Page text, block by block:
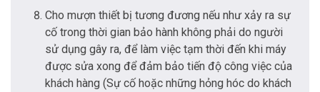
Cho mượn thiết bị tương đương nếu như xảy ra sự
cố trong thời gian bảo hành không phải do người
sử dụng gây ra, để làm việc tạm thời đến khi máy
được sửa xong để đảm bảo tiến độ công việc của
khách hàng (Sự cố hoặc những hỏng hóc do khách